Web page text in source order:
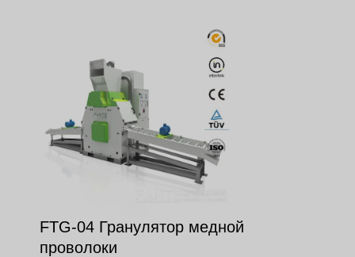
FTG-04 Гранулятор медной
проволоки